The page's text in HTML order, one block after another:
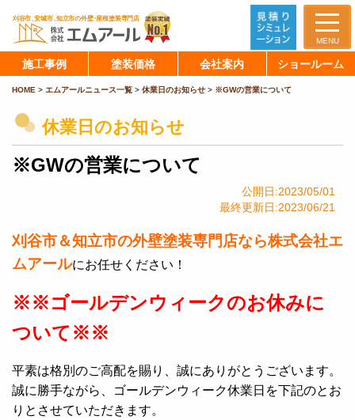
MENU
施工事例 塗装価格 会社案内 ショールーム
HOME > エムアールニュース一覧 > 休業日のお知らせ > ※GWの営業について
休業日のお知らせ
※GWの営業について
公開日:2023/05/01
最終更新日:2023/06/21
刈谷市＆知立市の外壁塗装専門店なら株式会社エ
ムアールにお任せください！
※※ゴールデンウィークのお休みに
ついて※※
平素は格別のご高配を賜り、誠にありがとうございます。
誠に勝手ながら、ゴールデンウィーク休業日を下記のとお
りとさせていただきます。